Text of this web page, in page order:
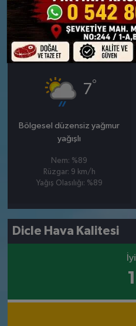
28 MART
CUMARTESI
7°
Bölgesel düzensiz yağmur
yağışlı
Nem: %89
Rüzgar: 9 km/h
Yağış Olasılığı: %89
Dicle Hava Kalitesi
İyi
1